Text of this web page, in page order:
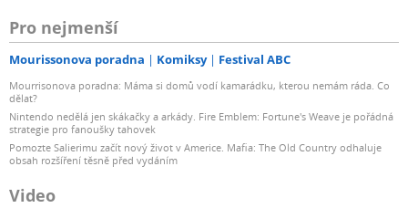
Pro nejmenší
Mourissonova poradna Komiksy Festival ABC
Mourrisonova poradna: Máma si domů vodí kamarádku, kterou nemám ráda. Co
dělat?
Nintendo nedělá jen skákačky a arkády. Fire Emblem: Fortune's Weave je pořádná
strategie pro fanoušky tahovek
Pomozte Salierimu začít nový život v Americe. Mafia: The Old Country odhaluje
obsah rozšíření těsně před vydáním
Video